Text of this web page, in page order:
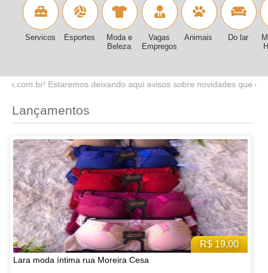
Servicos Esportes
Moda e
Beleza
Vagas
Empregos
Animais Do lar
aqui avisos sobre novidades que estaremos lançando no site.
Lançamentos
R$ 19,00
Lara moda íntima rua Moreira Cesa